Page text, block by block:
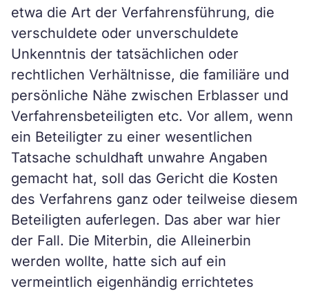
etwa die Art der Verfahrensführung, die
verschuldete oder unverschuldete
Unkenntnis der tatsächlichen oder
rechtlichen Verhältnisse, die familiäre und
persönliche Nähe zwischen Erblasser und
Verfahrensbeteiligten etc. Vor allem, wenn
ein Beteiligter zu einer wesentlichen
Tatsache schuldhaft unwahre Angaben
gemacht hat, soll das Gericht die Kosten
des Verfahrens ganz oder teilweise diesem
Beteiligten auferlegen. Das aber war hier
der Fall. Die Miterbin, die Alleinerbin
werden wollte, hatte sich auf ein
vermeintlich eigenhändig errichtetes